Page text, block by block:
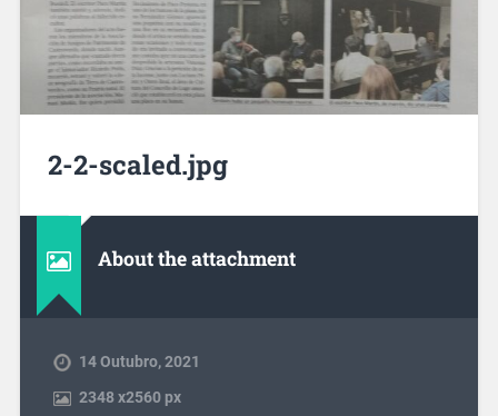
2-2-scaled.jpg
About the attachment
14 Outubro, 2021
2348x2560 px